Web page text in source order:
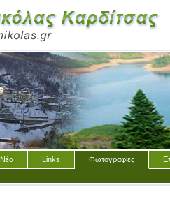
Νέα Links Φωτογραφίες